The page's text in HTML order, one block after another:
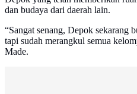
dan budaya dari daerah lain.
“Sangat senang, Depok sekarang
tapi sudah merangkul semua
Made.